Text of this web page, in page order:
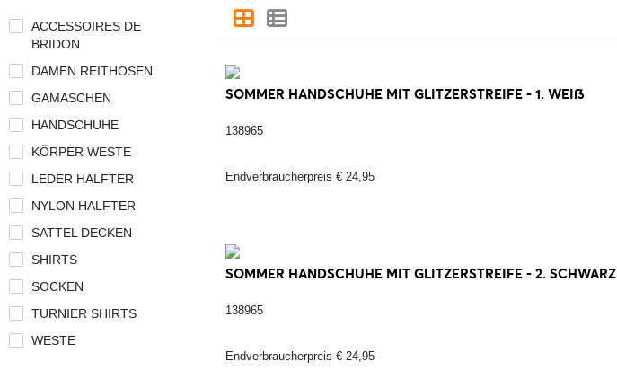
ACCESSOIRES DE
BRIDON
DAMEN REITHOSEN
GAMASCHEN
HANDSCHUHE
KÖRPER WESTE
LEDER HALFTER
NYLON HALFTER
SATTEL DECKEN
SHIRTS
SOCKEN
TURNIER SHIRTS
WESTE
SOMMER HANDSCHUHE MIT GLITZERSTREIFE - 1. WEIß
138965
Endverbraucherpreis € 24,95
SOMMER HANDSCHUHE MIT GLITZERSTREIFE - 2. SCHWARZ
138965
Endverbraucherpreis € 24,95